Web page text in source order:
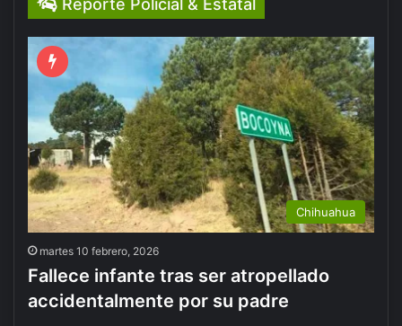
Reporte Policial & Estatal
Chihuahua
martes 10 febrero, 2026
Fallece infante tras ser atropellado
accidentalmente por su padre